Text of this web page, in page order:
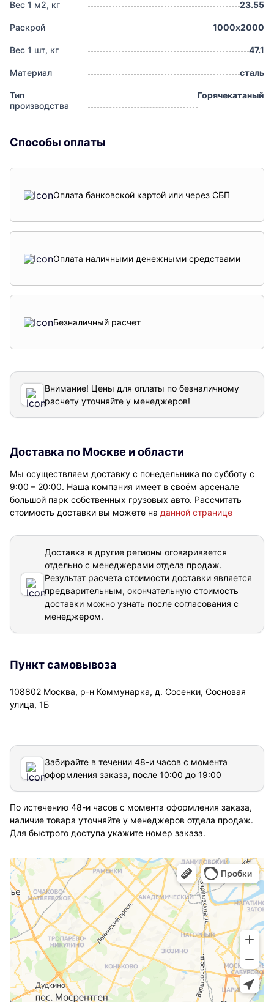
Вес 1 м2, кг 23.55
Раскрой 1000х2000
Вес 1 шт, кг 47.1
Материал сталь
Тип
производства
Горячекатаный
Способы оплаты
Оплата банковской картой или через СБП
Оплата наличными денежными средствами
Безналичный расчет
Внимание! Цены для оплаты по безналичному
расчету уточняйте у менеджеров!
Доставка по Москве и области
Мы осуществляем доставку с понедельника по субботу с
9:00 – 20:00. Наша компания имеет в своём арсенале
большой парк собственных грузовых авто. Рассчитать
стоимость доставки вы можете на данной странице
Доставка в другие регионы оговаривается
отдельно с менеджерами отдела продаж.
Результат расчета стоимости доставки является
предварительным, окончательную стоимость
доставки можно узнать после согласования с
менеджером.
Пункт самовывоза
108802 Москва, р-н Коммунарка, д. Сосенки, Сосновая
улица, 1Б
Забирайте в течении 48-и часов с момента
оформления заказа, после 10:00 до 19:00
По истечению 48-и часов с момента оформления заказа,
наличие товара уточняйте у менеджеров отдела продаж.
Для быстрого доступа укажите номер заказа.